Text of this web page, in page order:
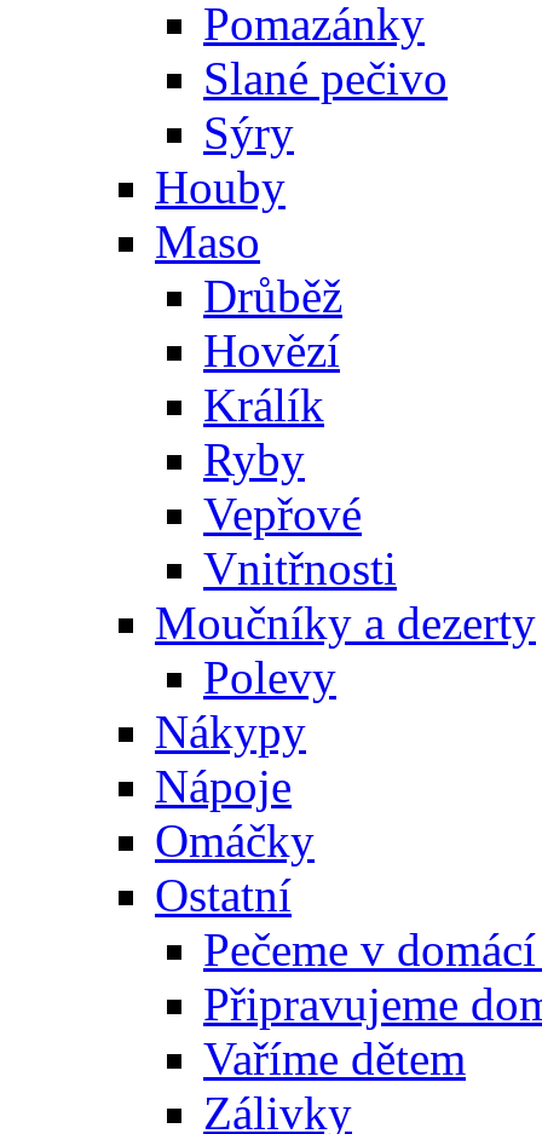
Pomazánky
Slané pečivo
Sýry
Houby
Maso
Drůběž
Hovězí
Králík
Ryby
Vepřové
Vnitřnosti
Moučníky a dezerty
Polevy
Nákypy
Nápoje
Omáčky
Ostatní
Pečeme v
Připravujeme
Vaříme dětem
Zálivky